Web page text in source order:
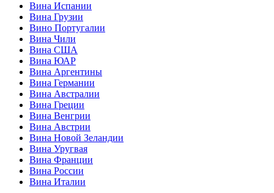
Вина Испании
Вина Грузии
Вино Португалии
Вина Чили
Вина США
Вина ЮАР
Вина Аргентины
Вина Германии
Вина Австралии
Вина Греции
Вина Венгрии
Вина Австрии
Вина Новой Зеландии
Вина Уругвая
Вина Франции
Вина России
Вина Италии